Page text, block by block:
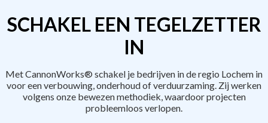
SCHAKEL EEN TEGELZETTER
IN
Met CannonWorks® schakel je bedrijven in de regio Lochem in
voor een verbouwing, onderhoud of verduurzaming. Zij werken
volgens onze bewezen methodiek, waardoor projecten
probleemloos verlopen.